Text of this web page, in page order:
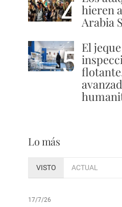
4 hieren
Arabia
5 El
Lo más
VISTO ACTUAL
17/7/26